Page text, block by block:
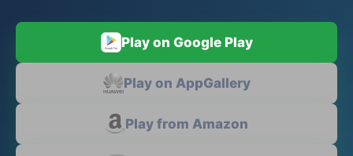
Play on Google Play
Play on AppGallery
Play from Amazon